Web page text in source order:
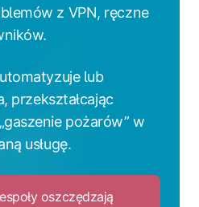
z VPN, ręczne
lub
przekształcając
pożarów” w
usługę.
oszczędzają